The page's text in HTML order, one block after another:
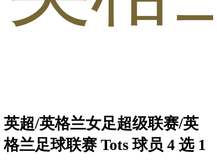
英超/英格兰女足超级联赛/英
格兰足球联赛 Tots 球员 4 选 1